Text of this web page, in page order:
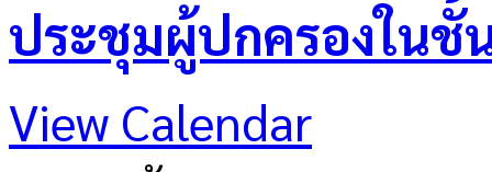
ประชุมผู้ปกครองในชั้
View Calendar